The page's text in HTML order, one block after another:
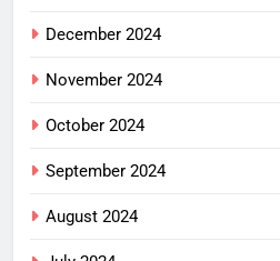
December 2024
November 2024
October 2024
September 2024
August 2024